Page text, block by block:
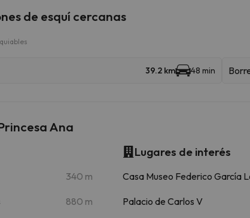
de esquí cercanas
39.2 km 48 min
Ana
340 m
880 m
Lugares de interés
Casa Museo Federico García
Palacio de Carlos V